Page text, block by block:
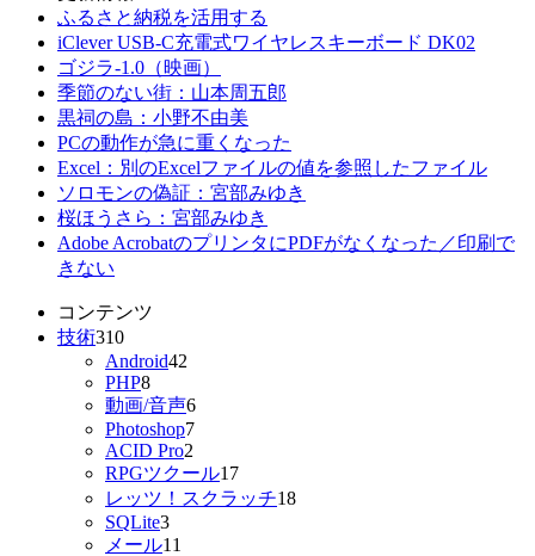
ふるさと納税を活用する
iClever USB-C充電式ワイヤレスキーボード DK02
ゴジラ-1.0（映画）
季節のない街：山本周五郎
黒祠の島：小野不由美
PCの動作が急に重くなった
Excel：別のExcelファイルの値を参照したファイル
ソロモンの偽証：宮部みゆき
桜ほうさら：宮部みゆき
Adobe AcrobatのプリンタにPDFがなくなった／印刷で
きない
コンテンツ
技術310
Android42
PHP8
動画/音声6
Photoshop7
ACID Pro2
RPGツクール17
レッツ！スクラッチ18
SQLite3
メール11